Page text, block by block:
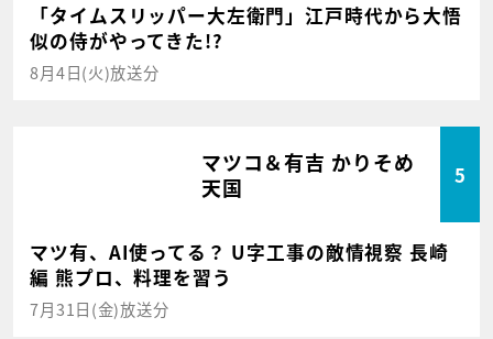
「タイムスリッパー大左衛門」江戸時代から大悟
似の侍がやってきた!?
8月4日(火)放送分
マツコ＆有吉 かりそめ
天国
5
マツ有、AI使ってる？ U字工事の敵情視察 長崎
編 熊プロ、料理を習う
7月31日(金)放送分